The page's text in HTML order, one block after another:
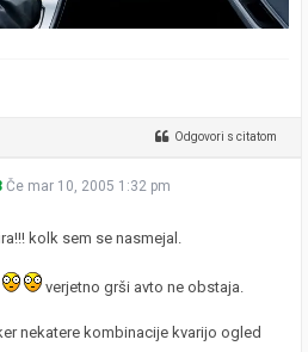
Odgovori s citatom
Če mar 10, 2005 1:32 pm
kolk sem se nasmejal.
verjetno grši avto ne obstaja.
nekatere kombinacije kvarijo ogled